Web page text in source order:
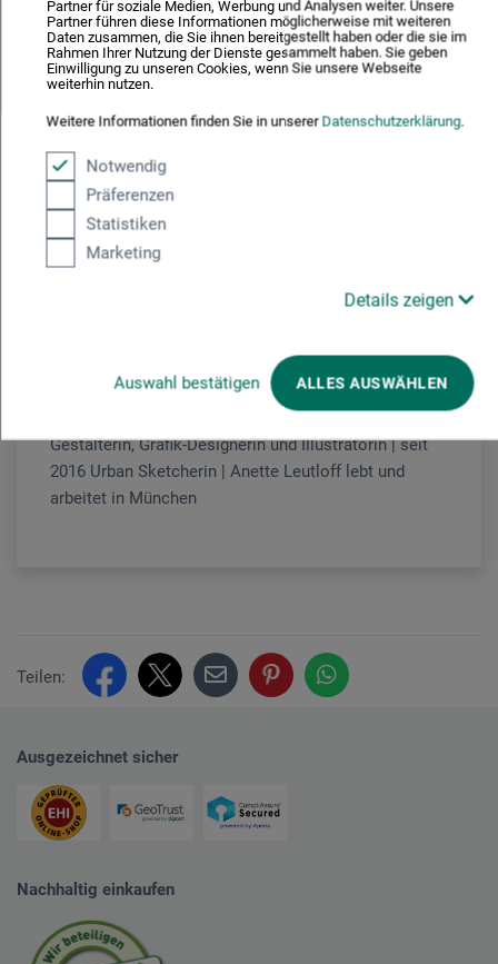
Partner für soziale Medien, Werbung und Analysen weiter. Unsere
Partner führen diese Informationen möglicherweise mit weiteren
Daten zusammen, die Sie ihnen bereitgestellt haben oder die sie im
Rahmen Ihrer Nutzung der Dienste gesammelt haben. Sie geben
Einwilligung zu unseren Cookies, wenn Sie unsere Webseite
weiterhin nutzen.
Weitere Informationen finden Sie in unserer Datenschutzerklärung.
Notwendig
Präferenzen
Statistiken
Marketing
Details zeigen
Auswahl bestätigen ALLES AUSWÄHLEN
Kursgebühr
89 €
Inkl. der Nutzung von Faber-Castell Künstlerstiften.
Weiteres Material bitte entsprechend der
Materialliste mitbringen oder vor Ort erwerben.
Begrenzte Teilnehmerzahl.
Kunstschule Seeger in München |
Studium Kommunikationsdesign in Augsburg und
Preston/UK mit Abschluss Diplom-Designerin |
Gestalterin, Grafik-Designerin und Illustratorin | seit
2016 Urban Sketcherin | Anette Leutloff lebt und
arbeitet in München
Teilen:
Ausgezeichnet sicher
Nachhaltig einkaufen